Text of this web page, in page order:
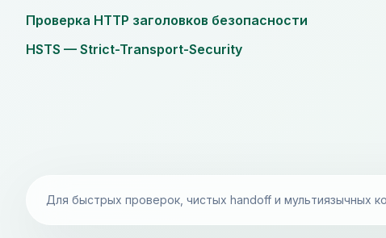
Проверка HTTP заголовков безопасности
HSTS — Strict-Transport-Security
Для быстрых проверок, чистых handoff и мультиязычных